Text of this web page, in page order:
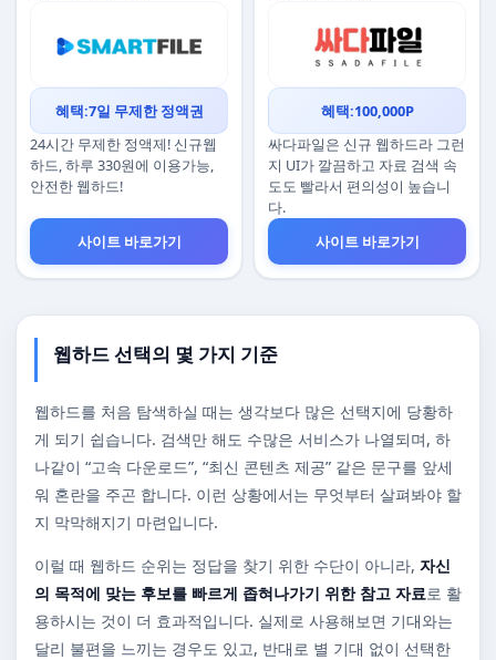
혜택:7일 무제한 정액권
24시간 무제한 정액제! 신규웹
하드, 하루 330원에 이용가능,
안전한 웹하드!
사이트 바로가기
혜택:100,000P
싸다파일은 신규 웹하드라 그런
지 UI가 깔끔하고 자료 검색 속
도도 빨라서 편의성이 높습니
다.
사이트 바로가기
웹하드 선택의 몇 가지 기준
웹하드를 처음 탐색하실 때는 생각보다 많은 선택지에 당황하
게 되기 쉽습니다. 검색만 해도 수많은 서비스가 나열되며, 하
나같이 “고속 다운로드”, “최신 콘텐츠 제공” 같은 문구를 앞세
워 혼란을 주곤 합니다. 이런 상황에서는 무엇부터 살펴봐야 할
지 막막해지기 마련입니다.
이럴 때 웹하드 순위는 정답을 찾기 위한 수단이 아니라, 자신
의 목적에 맞는 후보를 빠르게 좁혀나가기 위한 참고 자료로 활
용하시는 것이 더 효과적입니다. 실제로 사용해보면 기대와는
달리 불편을 느끼는 경우도 있고, 반대로 별 기대 없이 선택한